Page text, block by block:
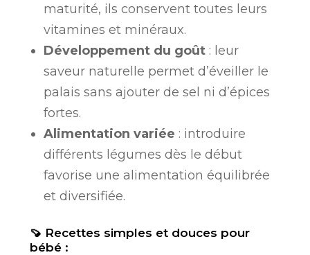
maturité, ils conservent toutes leurs
vitamines et minéraux.
Développement du goût: leur
saveur naturelle permet d’éveiller le
palais sans ajouter de sel ni d’épices
fortes.
Alimentation variée : introduire
différents légumes dès le début
favorise une alimentation équilibrée
et diversifiée.
🍠 Recettes simples et douces pour
bébé :